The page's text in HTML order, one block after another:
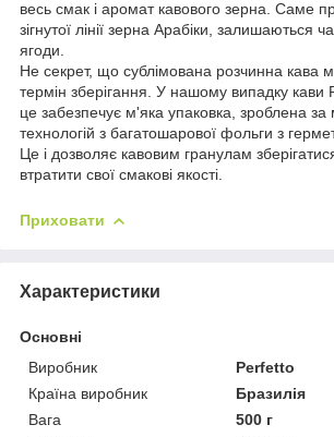
весь смак і аромат кавового зерна. Саме
зігнутої лінії зерна Арабіки, залишаються
ягоди.
Не секрет, що сублімована розчинна кава
термін зберігання. У нашому випадку кави
це забезпечує м'яка упаковка, зроблена за
технологій з багатошарової фольги з
Це і дозволяє кавовим гранулам зберігатися
втратити свої смакові якості.
Приховати
Характеристики
Основні
Виробник
Perfetto
Країна виробник
Бразилія
Вага
500 г